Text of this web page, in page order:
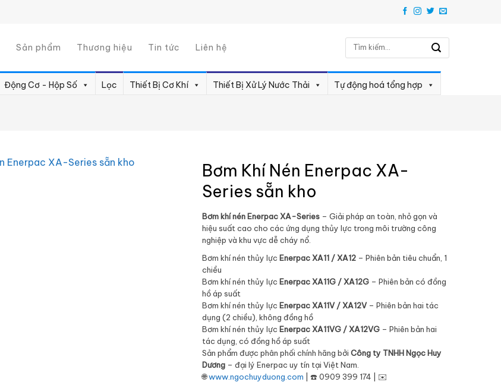
Sản phẩm Thương hiệu Tin tức Liên hệ
Tìm
Động Cơ - Hộp Số Lọc Thiết Bị Cơ Khí Thiết Bị Xử Lý Nước Thải Tự động hoá tổng hợp
Bơm Khí Nén Enerpac XA-
Series sẵn kho
Bơm khí nén Enerpac XA-Series – Giải pháp an toàn, nhỏ gọn và
hiệu suất cao cho các ứng dụng thủy lực trong môi trường công
nghiệp và khu vực dễ cháy nổ.
Bơm khí nén thủy lựcEnerpac XA11 / XA12 – Phiên bản tiêu chuẩn, 1
chiều
Bơm khí nén thủy lựcEnerpac XA11G / XA12G – Phiên bản có đồng
hồ áp suất
Bơm khí nén thủy lựcEnerpac XA11V / XA12V– Phiên bản hai tác
dụng (2 chiều), không đồng hồ
Bơm khí nén thủy lựcEnerpac XA11VG / XA12VG – Phiên bản hai
tác dụng, có đồng hồ áp suất
Sản phẩm được phân phối chính hãng bởiCông ty TNHH Ngọc Huy
Dương – đại lý Enerpac uy tín tại Việt Nam.
🌐www.ngochuyduong.com | ☎️ 0909 399 174 | ✉️